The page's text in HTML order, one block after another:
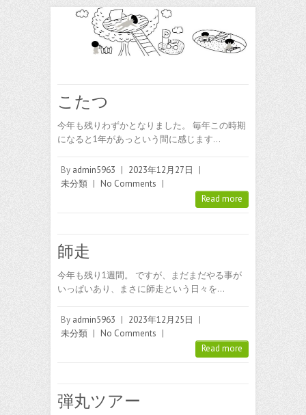
こたつ
今年も残りわずかとなりました。 毎年この時期
になると1年があっという間に感じます…
By admin5963 | 2023年12月27日
|
未分類 | No Comments |
Read more
師走
今年も残り1週間。 ですが、まだまだやる事が
いっぱいあり、まさに師走という日々を…
By admin5963 | 2023年12月25日
|
未分類 | No Comments |
Read more
弾丸ツアー